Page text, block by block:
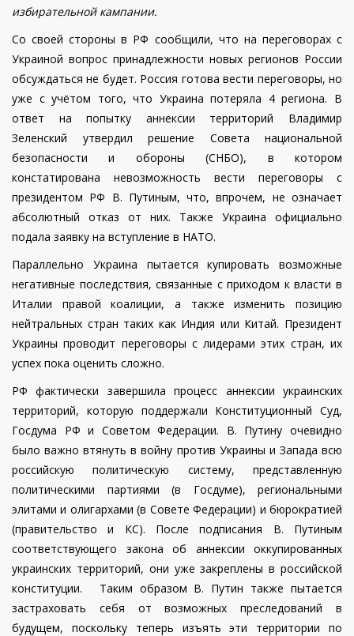
избирательной кампании.
Со своей стороны в РФ сообщили, что на переговорах с
Украиной вопрос принадлежности новых регионов России
обсуждаться не будет. Россия готова вести переговоры, но
уже с учётом того, что Украина потеряла 4 региона. В
ответ на попытку аннексии территорий Владимир
Зеленский утвердил решение Совета национальной
безопасности и обороны (СНБО), в котором
констатирована невозможность вести переговоры с
президентом РФ В. Путиным, что, впрочем, не означает
абсолютный отказ от них. Также Украина официально
подала заявку на вступление в НАТО.
Параллельно Украина пытается купировать возможные
негативные последствия, связанные с приходом к власти в
Италии правой коалиции, а также изменить позицию
нейтральных стран таких как Индия или Китай. Президент
Украины проводит переговоры с лидерами этих стран, их
успех пока оценить сложно.
РФ фактически завершила процесс аннексии украинских
территорий, которую поддержали Конституционный Суд,
Госдума РФ и Советом Федерации. В. Путину очевидно
было важно втянуть в войну против Украины и Запада всю
российскую политическую систему, представленную
политическими партиями (в Госдуме), региональными
элитами и олигархами (в Совете Федерации) и бюрократией
(правительство и КС). После подписания В. Путиным
соответствующего закона об аннексии оккупированных
украинских территорий, они уже закреплены в российской
конституции. Таким образом В. Путин также пытается
застраховать себя от возможных преследований в
будущем, поскольку теперь изъять эти территории по